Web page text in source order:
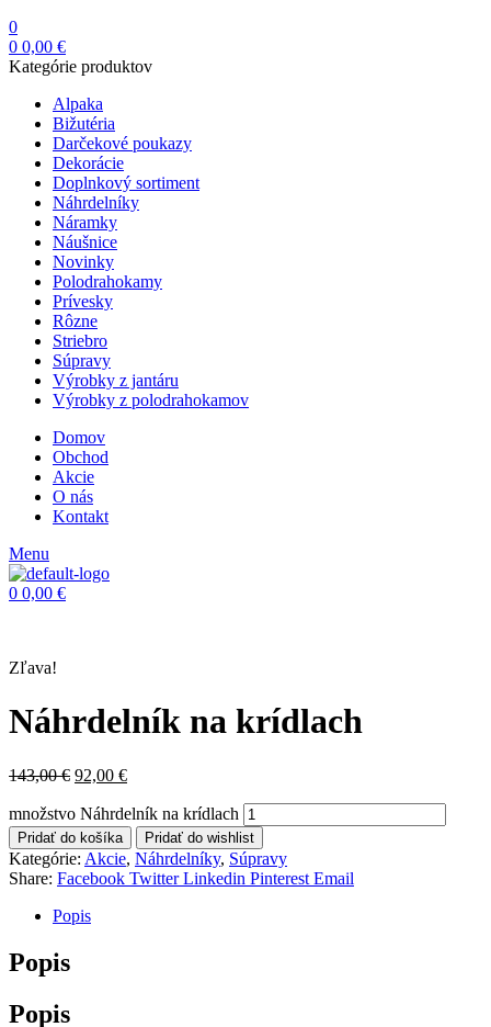
0
0 0,00 €
Kategórie produktov
Alpaka
Bižutéria
Darčekové poukazy
Dekorácie
Doplnkový sortiment
Náhrdelníky
Náramky
Náušnice
Novinky
Polodrahokamy
Prívesky
Rôzne
Striebro
Súpravy
Výrobky z jantáru
Výrobky z polodrahokamov
Domov
Obchod
Akcie
O nás
Kontakt
Menu
0 0,00 €
Zľava!
Náhrdelník na krídlach
143,00€ 92,00 €
množstvo Náhrdelník na krídlach
Pridať do košíka Pridať do wishlist
Kategórie: Akcie, Náhrdelníky, Súpravy
Share: Facebook Twitter Linkedin Pinterest Email
Popis
Popis
Popis